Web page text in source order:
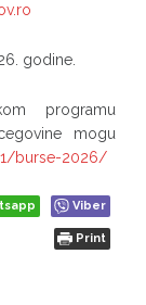
godine.
programu
mogu
burse-2026/
Viber
Print